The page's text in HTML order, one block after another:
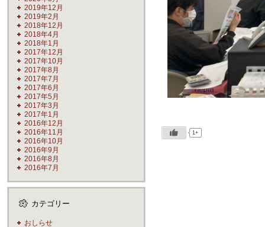
2019年12月
2019年2月
2018年12月
2018年4月
2018年1月
2017年12月
2017年10月
2017年8月
2017年7月
2017年6月
2017年5月
2017年3月
2017年1月
2016年12月
2016年11月
2016年10月
2016年9月
2016年8月
2016年7月
カテゴリー
おしらせ
1+